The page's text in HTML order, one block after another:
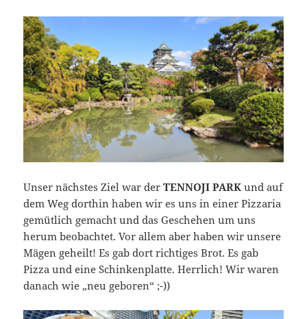
Unser nächstes Ziel war derTENNOJI PARK und auf
dem Weg dorthin haben wir es uns in einer Pizzaria
gemütlich gemacht und das Geschehen um uns
herum beobachtet. Vor allem aber haben wir unsere
Mägen geheilt! Es gab dort richtiges Brot. Es gab
Pizza und eine Schinkenplatte. Herrlich! Wir waren
danach wie „neu geboren“ ;-))